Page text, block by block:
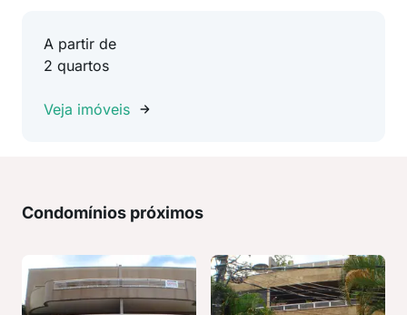
A partir de
2 quartos
Veja imóveis
Condomínios próximos